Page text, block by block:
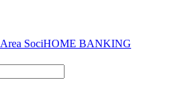
Area SociHOME BANKING